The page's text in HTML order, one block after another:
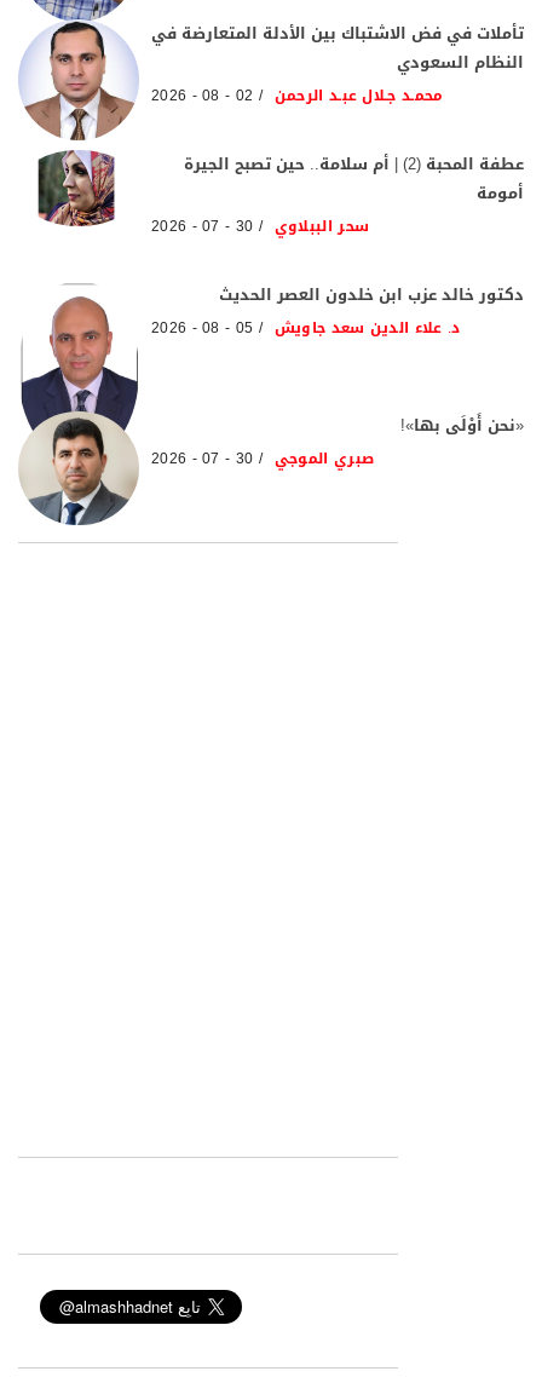
تأملات في فض الاشتباك بين الأدلة المتعارضة في
النظام السعودي
محمـد جـلال عبـد الرحمن 02 - 08 - 2026
عطفة المحبة (2) | أم سلامة.. حين تصبح الجيرة
أمومة
سحر الببلاوي 30 - 07 - 2026
دكتور خالد عزب ابن خلدون العصر الحديث
د. علاء الدين سعد جاويش 05 - 08 - 2026
«نحن أَوْلَى بها»!
صبري الموجي 30 - 07 - 2026